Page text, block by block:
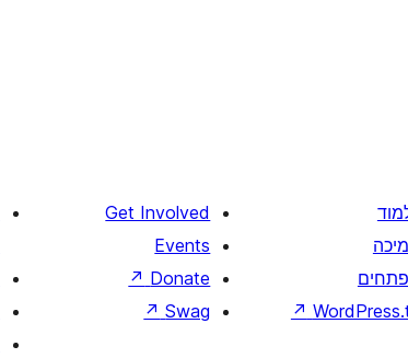
↗
Get Involved
Events
Donate
↗
Swag
↗